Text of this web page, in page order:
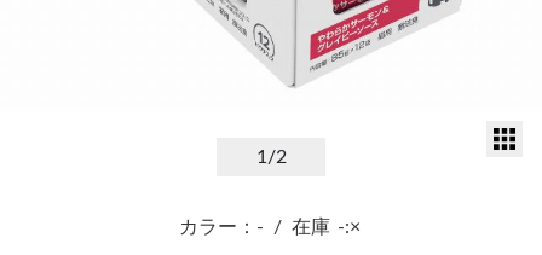
1 /2
カラー：- / 在庫 -:×